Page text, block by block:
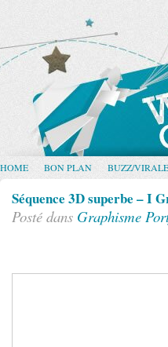
HOME BON PLAN BUZZ/VIRALE
Séquence 3D superbe – I
Posté dans Graphisme